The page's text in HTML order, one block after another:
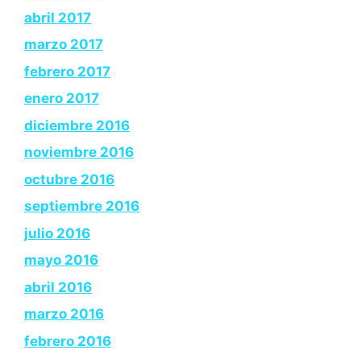
abril 2017
marzo 2017
febrero 2017
enero 2017
diciembre 2016
noviembre 2016
octubre 2016
septiembre 2016
julio 2016
mayo 2016
abril 2016
marzo 2016
febrero 2016